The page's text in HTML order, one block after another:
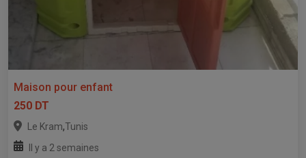
Maison pour enfant
250 DT
Le Kram,Tunis
Il y a 2 semaines